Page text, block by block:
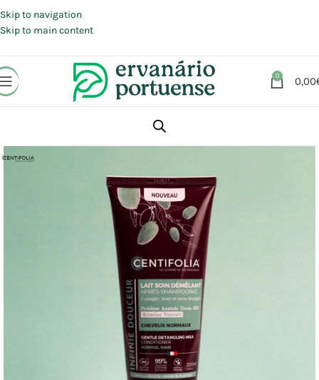
Skip to navigation
Skip to main content
0 0,00
Beleza | Cosmética | Higiene